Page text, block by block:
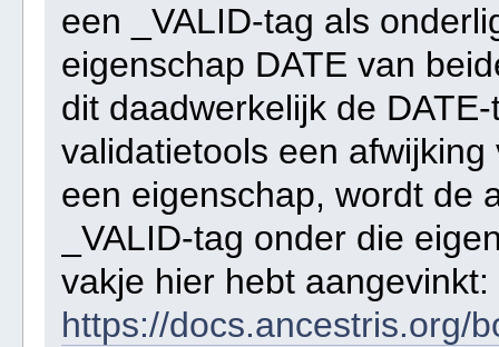
een _VALID-tag als
eigenschap DATE van
dit daadwerkelijk de
validatietools een
een eigenschap, wordt de
_VALID-tag onder die
vakje hier hebt aangevinkt:
https://docs.ancestris.org/